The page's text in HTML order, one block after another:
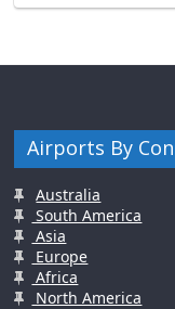
Airports By
Australia
South America
Asia
Europe
Africa
North America